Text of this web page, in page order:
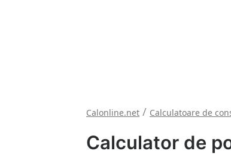
Calonline.net / Calculatoare de
Calculator de